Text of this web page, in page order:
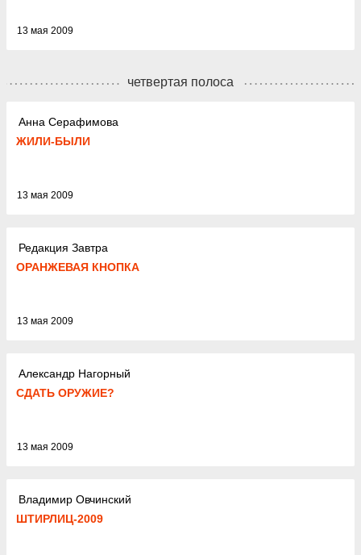
13 мая 2009
четвертая полоса
Анна Серафимова
ЖИЛИ-БЫЛИ
13 мая 2009
Редакция Завтра
ОРАНЖЕВАЯ КНОПКА
13 мая 2009
Александр Нагорный
СДАТЬ ОРУЖИЕ?
13 мая 2009
Владимир Овчинский
ШТИРЛИЦ-2009